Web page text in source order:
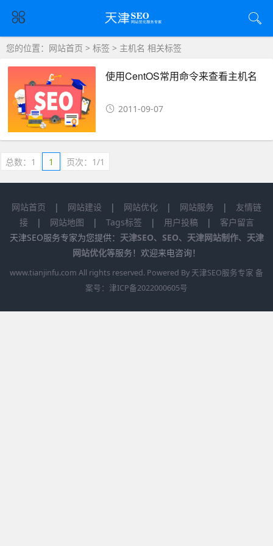
您的位置： 网站首页 > 标签 > 主机名 相关标签
使用CentOS常用命令来查看主机名
2011-09-07
总数：1 1 页次：1/1
网站首页 | 网站建设 | 网站优化 | 网站服务 | 友情链
接| 网站地图 | Tags标签 | 用户投稿| 客户留言
天津SEO服务专家为您提供： 天津SEO、 SEO、 天津网站制作、 天津
网站优化等服务！欢迎来电咨询！
www.tianjinfu.com All rights reserved. Powered By 天津SEO服务专家 备
案号： 津ICP备2022000605号